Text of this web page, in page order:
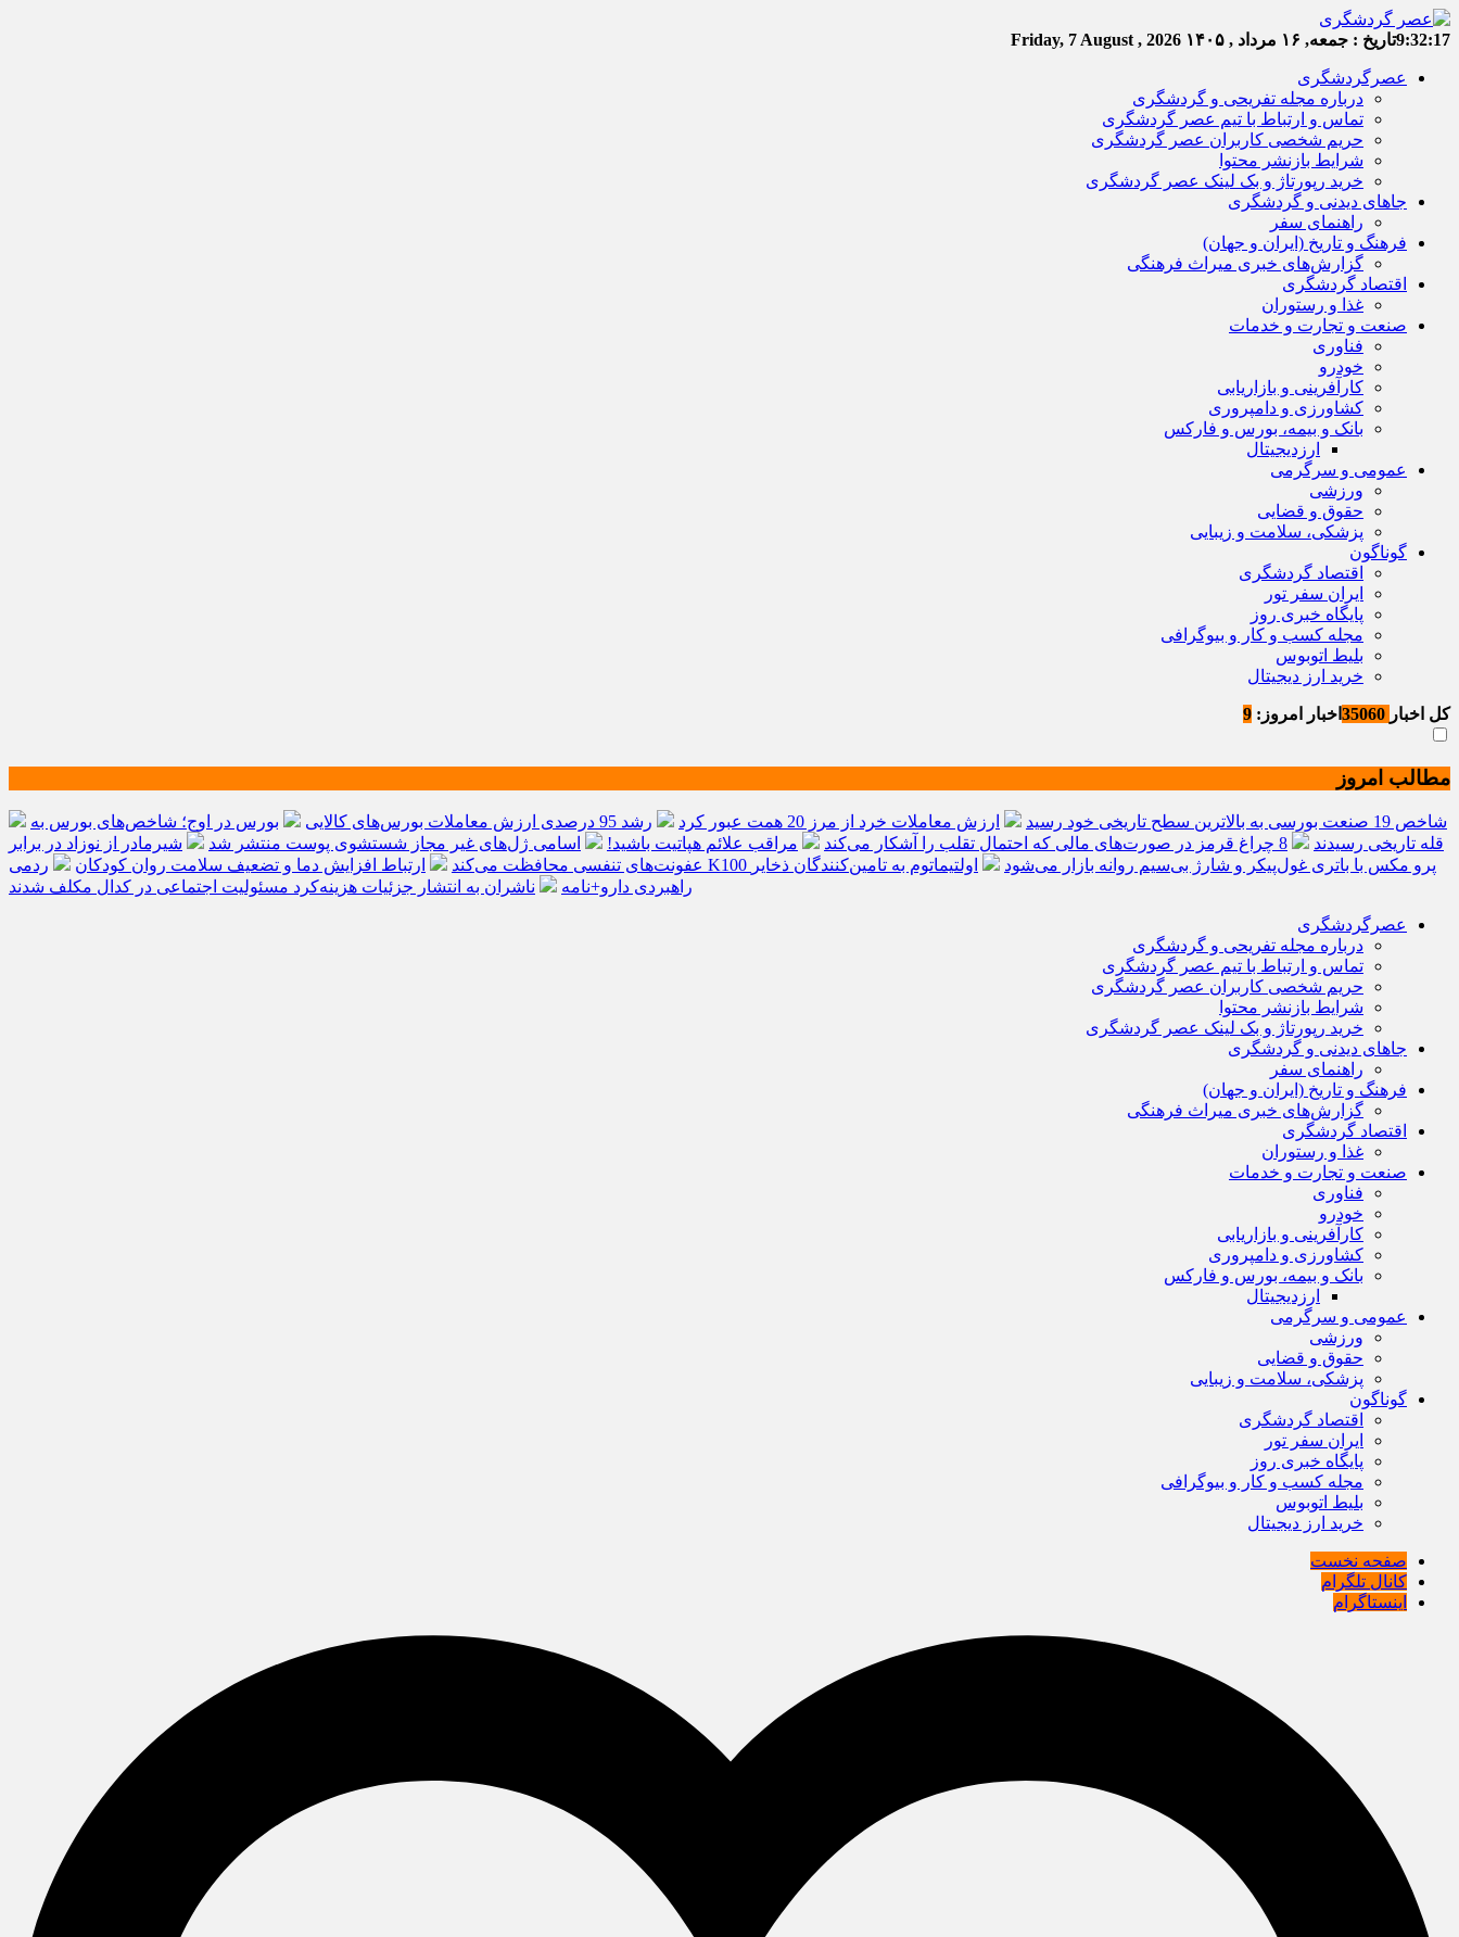
9:32:17تاریخ : جمعه, ۱۶ مرداد , ۱۴۰۵ Friday, 7 August , 2026
عصرگردشگری
درباره مجله تفریحی و گردشگری
تماس و ارتباط با تیم عصر گردشگری
حریم شخصی کاربران عصر گردشگری
شرایط بازنشر محتوا
خرید رپورتاژ و بک لینک عصر گردشگری
جاهای دیدنی و گردشگری
راهنمای سفر
فرهنگ و تاریخ (ایران و جهان)
گزارش‌های خبری میراث فرهنگی
اقتصاد گردشگری
غذا و رستوران
صنعت و تجارت و خدمات
فناوری
خودرو
کارآفرینی و بازاریابی
کشاورزی و دامپروری
بانک و بیمه، بورس و فارکس
ارزدیجیتال
عمومی و سرگرمی
ورزشی
حقوق و قضایی
پزشکی، سلامت و زیبایی
گوناگون
اقتصاد گردشگری
ایران سفر تور
پایگاه خبری روز
مجله کسب و کار و بیوگرافی
بلیط اتوبوس
خرید ارز دیجیتال
کل اخبار اخبار امروز: 9
مطالب امروز
شاخص 19 صنعت بورسی به بالاترین سطح تاریخی خود رسید ارزش معاملات خرد از مرز 20 همت عبور کرد رشد 95 درصدی ارزش معاملات بورس‌های کالایی
بورس در اوج؛ شاخص‌های بورس به
قله تاریخی رسیدند
8 چراغ قرمز در صورت‌های مالی که احتمال تقلب را آشکار می‌کند مراقب علائم هپاتیت باشید! اسامی ژل‌های غیر مجاز شستشوی پوست منتشر شد
شیرمادر از نوزاد در برابر
عفونت‌های تنفسی محافظت می‌کند
ارتباط افزایش دما و تضعیف سلامت روان کودکان ردمی K100 پرو مکس با باتری غول‌پیکر و شارژ بی‌سیم روانه بازار می‌شود
اولتیماتوم به تامین‌کنندگان ذخایر
راهبردی دارو+نامه
ناشران به انتشار جزئیات هزینه‌کرد مسئولیت اجتماعی در کدال مکلف شدند
عصرگردشگری
درباره مجله تفریحی و گردشگری
تماس و ارتباط با تیم عصر گردشگری
حریم شخصی کاربران عصر گردشگری
شرایط بازنشر محتوا
خرید رپورتاژ و بک لینک عصر گردشگری
جاهای دیدنی و گردشگری
راهنمای سفر
فرهنگ و تاریخ (ایران و جهان)
گزارش‌های خبری میراث فرهنگی
اقتصاد گردشگری
غذا و رستوران
صنعت و تجارت و خدمات
فناوری
خودرو
کارآفرینی و بازاریابی
کشاورزی و دامپروری
بانک و بیمه، بورس و فارکس
ارزدیجیتال
عمومی و سرگرمی
ورزشی
حقوق و قضایی
پزشکی، سلامت و زیبایی
گوناگون
اقتصاد گردشگری
ایران سفر تور
پایگاه خبری روز
مجله کسب و کار و بیوگرافی
بلیط اتوبوس
خرید ارز دیجیتال
صفحه نخست
کانال تلگرام
اینستاگرام